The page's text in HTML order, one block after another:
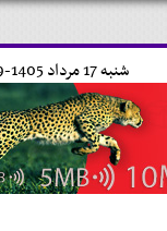
شنبه 17 مرداد 1405-13:9-